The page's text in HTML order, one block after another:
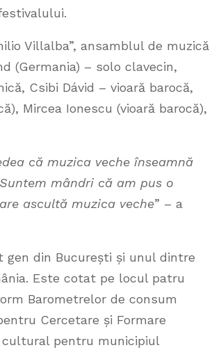
Villalba”, ansamblul de muzică
(Germania) – solo clavecin,
Csibi Dávid – vioară barocă,
Mircea Ionescu (vioară barocă),
că muzica veche înseamnă
mândri că am pus o
ascultă muzica veche” – a
gen din București și unul dintre
Este cotat pe locul patru
Barometrelor de consum
Cercetare și Formare
pentru municipiul